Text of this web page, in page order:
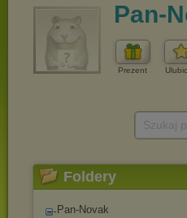
Pan-
Prezent
Foldery
Pan-Novak